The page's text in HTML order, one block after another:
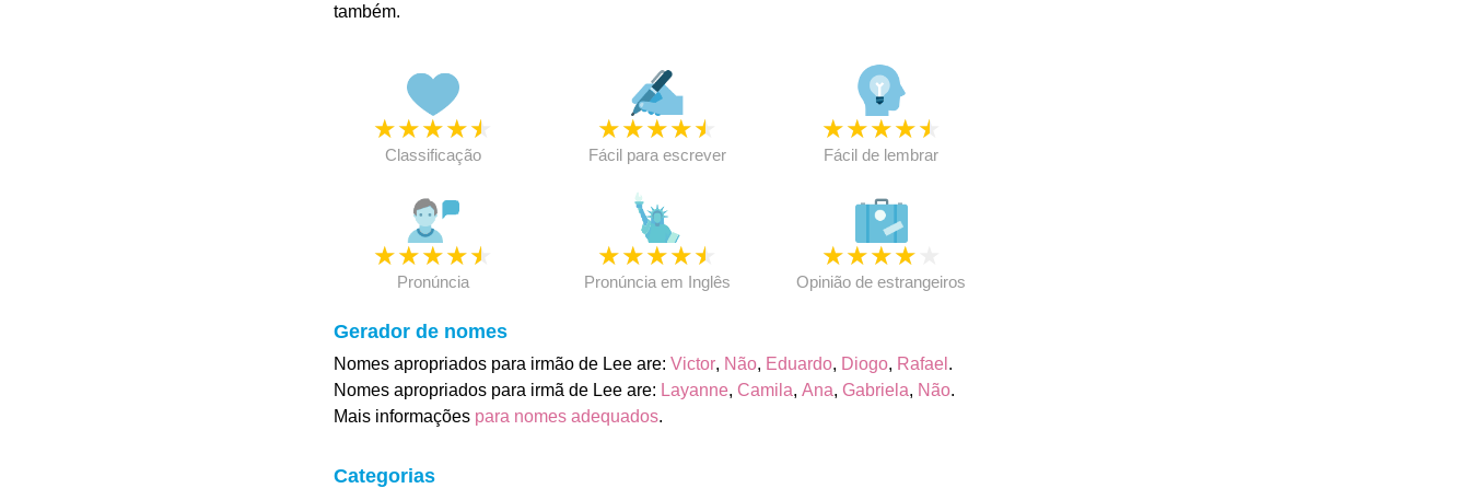
também.
★★★★★
Classificação
★★★★★
Fácil para escrever
★★★★★
Fácil de lembrar
★★★★★
Pronúncia
★★★★★
Pronúncia em Inglês
★★★★
Opinião de estrangeiros
Gerador de nomes
Nomes apropriados para irmão de Lee are: Victor, Não, Eduardo, Diogo, Rafael .
Nomes apropriados para irmã de Lee are: Layanne, Camila, Ana, Gabriela, Não.
Mais informações para nomes adequados.
Categorias